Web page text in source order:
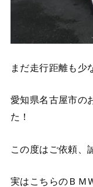
まだ走行距離も少
愛知県名古屋市の
た！
この度はご依頼、
実はこちらのＢＭ